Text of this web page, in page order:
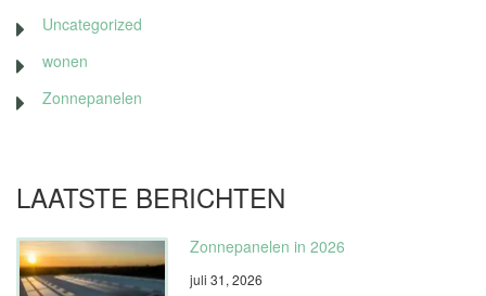
Uncategorized
wonen
Zonnepanelen
LAATSTE BERICHTEN
Zonnepanelen in 2026
juli 31, 2026